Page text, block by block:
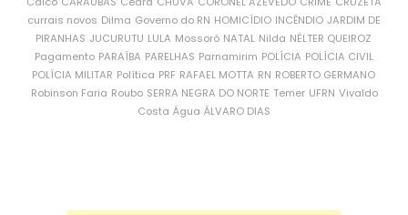
currais novos Dilma Governo do RN HOMICÍDIO INCÊNDIO JARDIM DE
PIRANHAS JUCURUTU LULA Mossoró NATAL Nilda NÉLTER QUEIROZ
Pagamento PARAÍBA PARELHAS Parnamirim POLÍCIA POLÍCIA CIVIL
POLÍCIA MILITAR Política PRF RAFAEL MOTTA RN ROBERTO GERMANO
Robinson Faria Roubo SERRA NEGRA DO NORTE Temer UFRN Vivaldo
Costa Água ÁLVARO DIAS